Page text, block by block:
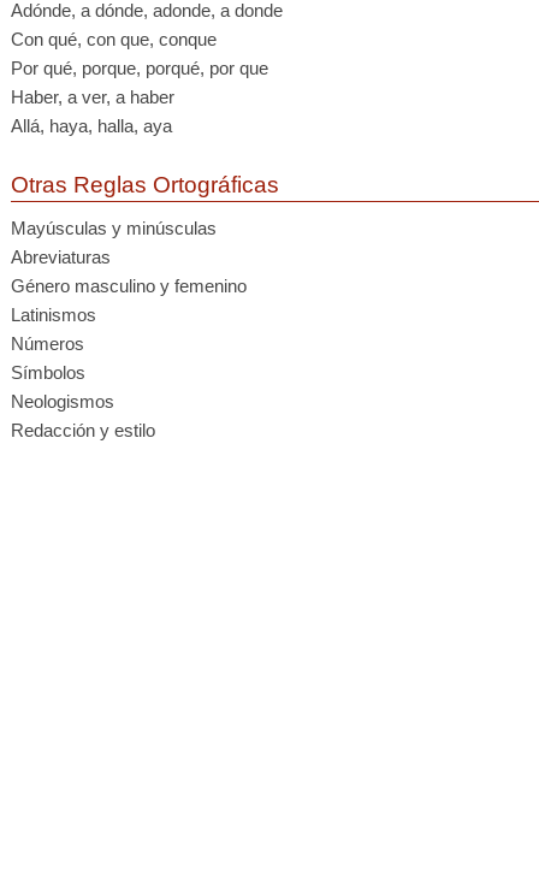
Adónde, a dónde, adonde, a donde
Con qué, con que, conque
Por qué, porque, porqué, por que
Haber, a ver, a haber
Allá, haya, halla, aya
Otras Reglas Ortográficas
Mayúsculas y minúsculas
Abreviaturas
Género masculino y femenino
Latinismos
Números
Símbolos
Neologismos
Redacción y estilo